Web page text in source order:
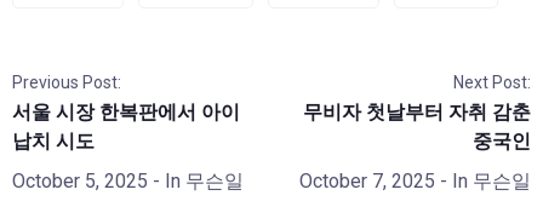
Previous Post:
서울 시장 한복판에서 아이
납치 시도
October 5, 2025 - In 무슨일
Next Post:
무비자 첫날부터 자취 감춘
중국인
October 7, 2025 - In 무슨일